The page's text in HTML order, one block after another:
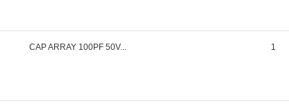
CAP ARRAY 100PF 50V... 1